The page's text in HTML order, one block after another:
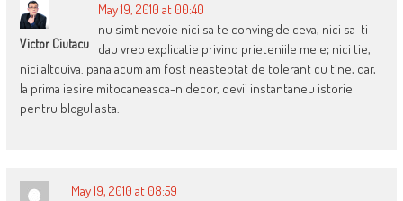
Victor Ciutacu
May 19, 2010 at 00:40
nu simt nevoie nici sa te conving de ceva, nici sa-ti
dau vreo explicatie privind prieteniile mele; nici tie,
nici altcuiva. pana acum am fost neasteptat de tolerant cu tine, dar,
la prima iesire mitocaneasca-n decor, devii instantaneu istorie
pentru blogul asta.
May 19, 2010 at 08:59